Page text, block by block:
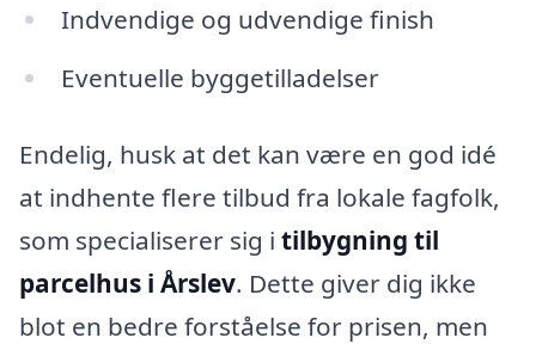
Indvendige og udvendige finish
Eventuelle byggetilladelser
Endelig, husk at det kan være en god idé
at indhente flere tilbud fra lokale fagfolk,
som specialiserer sig i tilbygning til
parcelhus i Årslev. Dette giver dig ikke
blot en bedre forståelse for prisen, men